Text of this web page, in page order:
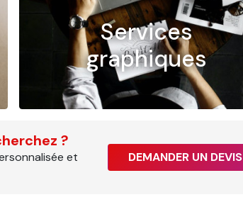
Services
graphiques
?
et
DEMANDER UN DEVIS